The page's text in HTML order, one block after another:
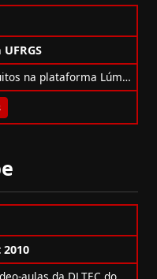
Explore mais de 100 cursos gratuitos na plataforma Lúmina da UFRGS, com certificado e flexibilidade total de horários!